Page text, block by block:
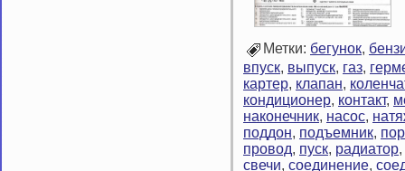
Метки: бегунок,
впуск, выпуск, газ,
картер, клапан,
кондиционер, контакт,
наконечник, насос,
поддон, подъемник,
провод, пуск, радиатор,
свечи, соединение,